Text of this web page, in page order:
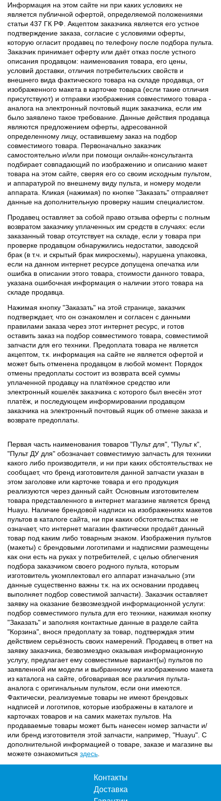
Информация на этом сайте ни при каких условиях не
является публичной офертой, определяемой положениями
статьи 437 ГК РФ. Акцептом заказчика является его устное
подтверждение заказа, согласие с условиями оферты,
которую огласит продавец по телефону после подбора пульта.
Заказчик принимает оферту или даёт отказ после устного
описания продавцом: наименования товара, его цены,
условий доставки, отличия потребительских свойств и
внешнего вида фактического товара на складе продавца, от
изображенного макета в карточке товара (если такие отличия
присутствуют) и отправки изображения совместимого товара -
аналога на электронный почтовый ящик заказчика, если им
было заявлено такое требование. Данные действия продавца
являются предложением оферты, адресованной
определенному лицу, оставившему заказ на подбор
совместимого товара. Первоначально заказчик
самостоятельно и/или при помощи онлайн-консультанта
подбирает совпадающий по изображению и описанию макет
товара на этом сайте, сверяя его со своим исходным пультом,
и аппаратурой по внешнему виду пульта, и номеру модели
аппарата. Кликая (нажимая) по кнопке "Заказать" отправляет
данные на дополнительную проверку нашим специалистом.
Продавец оставляет за собой право отзыва оферты с полным
возвратом заказчику уплаченных им средств в случаях: если
заказанный товар отсутствует на складе, если у товара при
проверке продавцом обнаружились недостатки, заводской
брак (в т.ч. и скрытый брак микросхемы), нарушена упаковка,
если на данном интернет ресурсе допущена опечатка или
ошибка в описании этого товара, стоимости данного товара,
указана ошибочная информация о наличии этого товара на
складе продавца.
Нажимая кнопку "Заказать" на этой странице, заказчик
подтверждает, что он ознакомлен и согласен с данными
правилами заказа через этот интернет ресурс, и готов
оставить заказ на подбор совместимого товара, совместимой
запчасти для его техники. Предоплата товара не является
акцептом, т.к. информация на сайте не является офертой и
может быть отменена продавцом в любой момент. Порядок
отмены предоплаты состоит из возврата всей суммы
уплаченной продавцу на платёжное средство или
электронный кошелёк заказчика с которого был внесён этот
платёж, и последующем информировании продавцом
заказчика на электронный почтовый ящик об отмене заказа и
возврате предоплаты.
Первая часть наименования товаров "Пульт для", "Пульт к",
"Пульт ДУ для" обозначает совместимую запчасть для техники
какого либо производителя, и ни при каких обстоятельствах не
сообщает, что бренд изготовителя данной запчасти указан в
этом заголовке или карточке товара и его продукция
реализуются через данный сайт. Основным изготовителем
товара представленного в интернет магазине является бренд
Huayu. Наличие брендовой надписи на изображениях макетов
пультов в каталоге сайта, ни при каких обстоятельствах не
означает, что интернет магазин фактически продаёт данный
товар под каким либо товарным знаком. Изображения пультов
(макеты) с брендовыми логотипами и надписями размещены
как они есть на руках у потребителей, с целью облегчения
подбора заказчиком своего родного пульта, которым
изготовитель укомплектовал его аппарат изначально (эти
данные существенно важны т.к. на их основании продавец
выполняет подбор совестимой запчасти). Заказчик оставляет
заявку на оказание безвозмездной информационной услуги:
подбор совместимого пульта для его техники, нажимая кнопку
"Заказать" и заполняя контактные данные в разделе сайта
"Корзина", внося предоплату за товар, подтверждая этим
действием серьёзность своих намерений. Продавец в ответ на
заявку заказчика, безвозмездно оказывая информационную
услугу, предлагает ему совместимые вариант(ы) пультов по
заявленной им модели и выбранному им изображению макета
из каталога на сайте, обговаривая все различия пульта-
аналога с оригинальным пультом, если они имеются.
Фактически, реализуемые товары не имеют брендовых
надписей и логотипов, которые изображены в каталоге и
карточках товаров и на самих макетах пультов. На
продаваемые товары может быть нанесен номер запчасти и/
или бренд изготовителя этой запчасти, например, "Huayu". С
дополнительной информацией о товаре, заказе и магазине вы
можете ознакомиться здесь
Контакты
Доставка